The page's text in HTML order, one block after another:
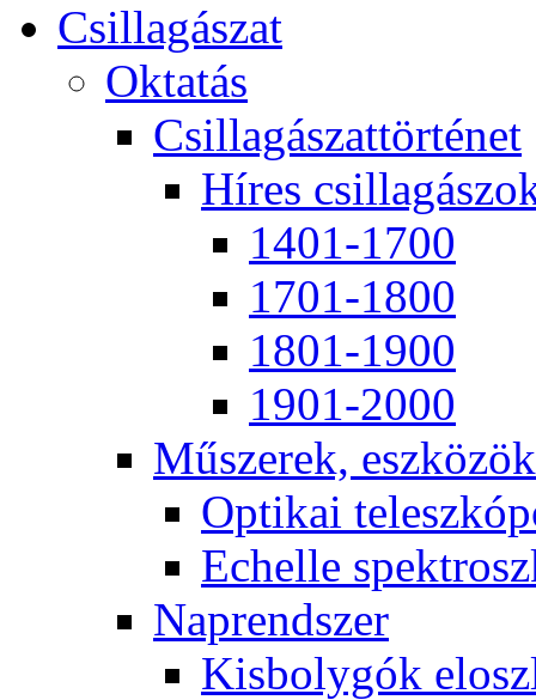
Csil­la­gá­szat
Ok­ta­tás
Csil­la­gá­szat­tör­té­net
Hí­res
1401-1700
1701-1800
1801-1900
1901-2000
Mű­sze­rek, esz­kö­zök
Op­ti­kai
Echel­le
Nap­rend­szer
Kis­boly­gók